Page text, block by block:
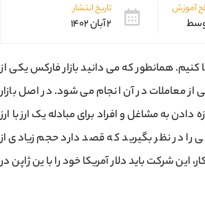
آموزش تاریخ انتشار
۲ آبان ۱۴۰۲
کنیم. همانطور که می دانید بازار فارکس یکی از
از معاملات در آن انجام می شود. در اصل بازار
به مشاغل و افراد برای مبادله یک ارز با ارز
در نظر بگیرید که قصد دارد حجم زیادی از
این شرکت باید دلار آمریکا خود را با ین ژاپن در